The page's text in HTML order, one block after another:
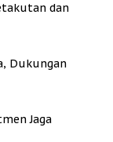
dan
Dukungan
Jaga